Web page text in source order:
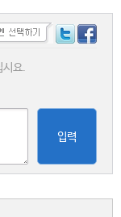
시요.
입력